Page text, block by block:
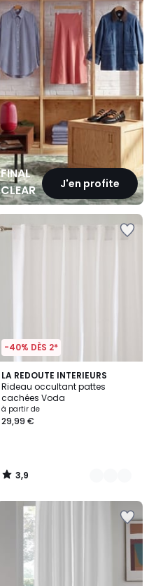
FINAL
CLEARANCEJ'en profite
-40% DÈS 2*
LA REDOUTE INTERIEURS
Rideau occultant pattes
cachées Voda
à partir de
29,99 €
3,9
/ 5
6
Couleurs
3,9
/